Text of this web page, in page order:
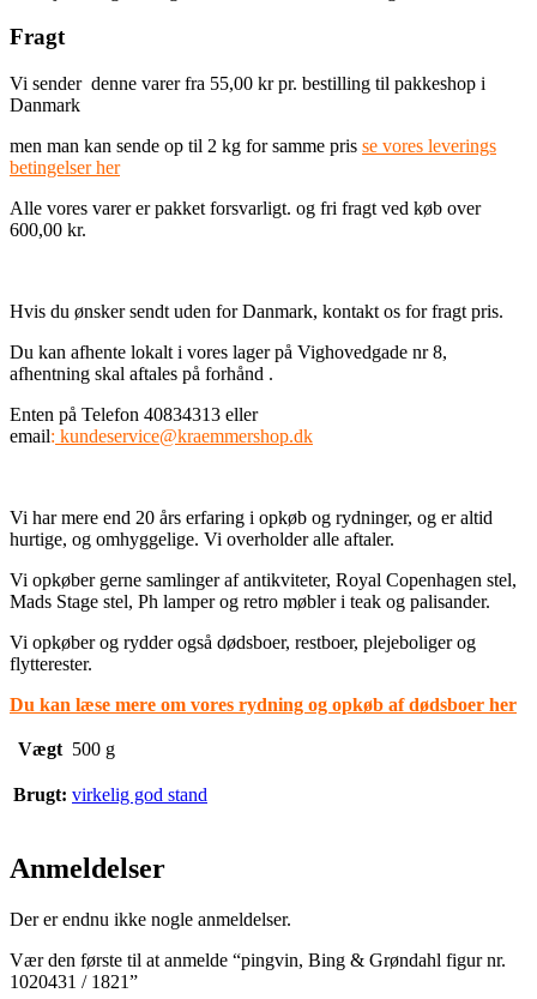
Fragt
Vi sender denne varer fra 55,00 kr pr. bestilling til pakkeshop i
Danmark
men man kan sende op til 2 kg for samme pris se vores leverings
betingelser her
Alle vores varer er pakket forsvarligt. og fri fragt ved køb over
600,00 kr.
Hvis du ønsker sendt uden for Danmark, kontakt os for fragt pris.
Du kan afhente lokalt i vores lager på Vighovedgade nr 8,
afhentning skal aftales på forhånd .
Enten på Telefon 40834313 eller
email: kundeservice@kraemmershop.dk
Vi har mere end 20 års erfaring i opkøb og rydninger, og er altid
hurtige, og omhyggelige. Vi overholder alle aftaler.
Vi opkøber gerne samlinger af antikviteter, Royal Copenhagen stel,
Mads Stage stel, Ph lamper og retro møbler i teak og palisander.
Vi opkøber og rydder også dødsboer, restboer, plejeboliger og
flytterester.
Du kan læse mere om vores rydning og opkøb af dødsboer her
Vægt 500 g
Brugt: virkelig god stand
Anmeldelser
Der er endnu ikke nogle anmeldelser.
Vær den første til at anmelde “pingvin, Bing & Grøndahl figur nr.
1020431 / 1821”